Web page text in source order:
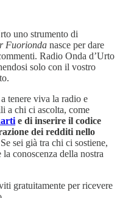
uno strumento di
Fuorionda nasce per dare
Radio Onda d’Urto
solo con il vostro
tenere viva la radio e
a chi ci ascolta, come
e di inserire il codice
dei redditi nello
sei già tra chi ci sostiene,
conoscenza della nostra
gratuitamente per ricevere